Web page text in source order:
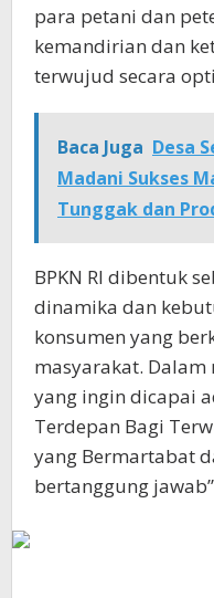
para petani dan
kemandirian dan
terwujud secara
Baca Juga Desa
Madani Sukses
Tunggak dan
BPKN RI dibentuk
dinamika dan
konsumen yang
masyarakat. Dalam
yang ingin dicapai
Terdepan Bagi
yang Bermartabat
bertanggung